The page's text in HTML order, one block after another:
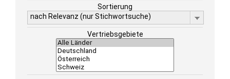
Sortierung
nach Relevanz (nur Stichwortsuche)
Vertriebsgebiete